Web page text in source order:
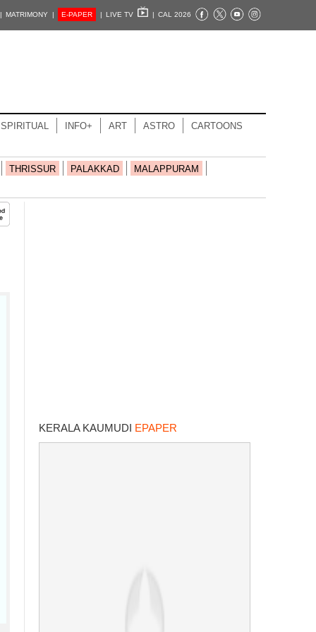
MATRIMONY | E-PAPER | LIVE TV | CAL 2026
SPIRITUAL INFO+ ART ASTRO CARTOONS
THRISSUR PALAKKAD MALAPPURAM
KERALA KAUMUDI EPAPER